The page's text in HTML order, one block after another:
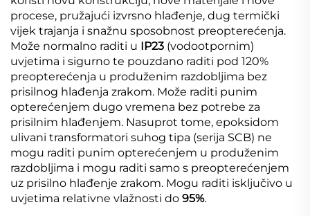
procese, pružajući izvrsno hlađenje, dug termički
vijek trajanja i snažnu sposobnost preopterećenja.
Može normalno raditi u IP23 (vodootpornim)
uvjetima i sigurno te pouzdano raditi pod 120%
preopterećenja u produženim razdobljima bez
prisilnog hlađenja zrakom. Može raditi punim
opterećenjem dugo vremena bez potrebe za
prisilnim hlađenjem. Nasuprot tome, epoksidom
ulivani transformatori suhog tipa (serija SCB) ne
mogu raditi punim opterećenjem u produženim
razdobljima i mogu raditi samo s preopterećenjem
uz prisilno hlađenje zrakom. Mogu raditi isključivo u
uvjetima relativne vlažnosti do 95%.